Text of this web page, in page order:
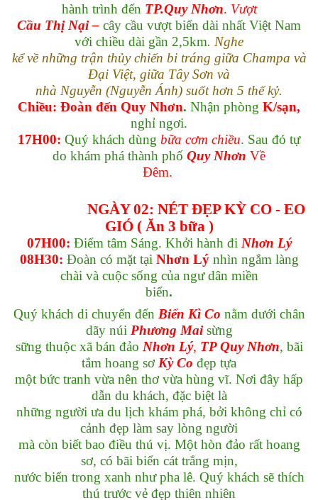
hành trình đến TP.Quy Nhơn. Vượt
Cầu Thị Nại – cây cầu vượt biển dài nhất Việt Nam
với chiều dài gần 2,5km. Nghe
kể về những trận thủy chiến bi tráng giữa Champa và
Đại Việt, giữa Tây Sơn và
nhà Nguyễn (Nguyễn Ánh) suốt hơn 5 thế kỷ.
Chiều: Đoàn đến Quy Nhơn. Nhận phòng K/sạn,
nghỉ ngơi.
17H00: Quý khách dùng bữa cơm chiều. Sau đó tự
do khám phá thành phố Quy Nhơn Về
Đêm.
NGÀY 02: NÉT ĐẸP KỲ CO - EO
GIÓ ( Ăn 3 bữa )
07H00: Điểm tâm Sáng. Khởi hành đi Nhơn Lý
08H30: Đoàn có mặt tại Nhơn Lý nhìn ngắm làng
chài và cuộc sống của ngư dân miền
biển.
Quý khách di chuyển đến Biển Kì Co nằm dưới chân
dãy núi Phương Maisừng
sững thuộc xã bán đảo Nhơn Lý, TP Quy Nhơn, bãi
tắm hoang sơ Kỳ Co đẹp tựa
một bức tranh vừa nên thơ vừa hùng vĩ. Nơi đây hấp
dẫn du khách, đặc biệt là
những người ưa du lịch khám phá, bởi không chỉ có
cảnh đẹp làm say lòng người
mà còn biết bao điều thú vị. Một hòn đảo rất hoang
sơ, có bãi biển cát trắng mịn,
nước biển trong xanh như pha lê. Quý khách sẽ thích
thú trước vẻ đẹp thiên nhiên